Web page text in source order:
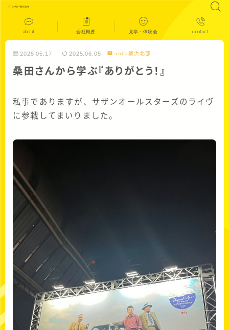
about 会社概要 見学・体験会 contact
2025.05.17 2025.06.05 aoba横浜北部
桑田さんから学ぶ『ありがとう！』
私事でありますが、サザンオールスターズのライヴ
に参戦してまいりました。